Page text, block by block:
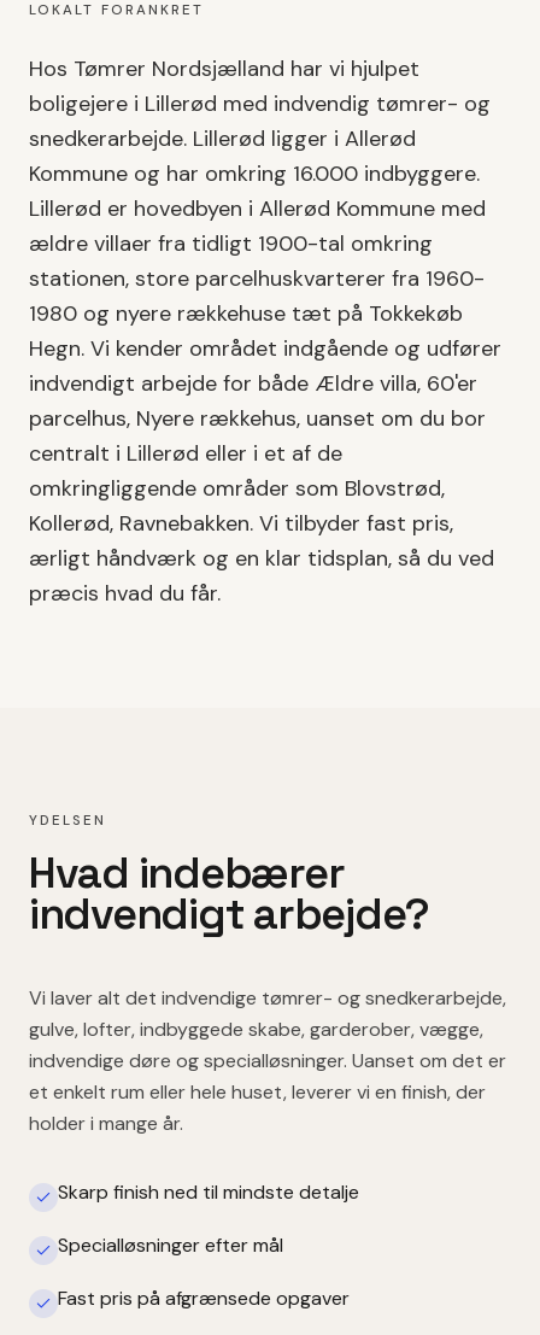
LOKALT FORANKRET
Hos Tømrer Nordsjælland har vi hjulpet
boligejere i Lillerød med indvendig tømrer- og
snedkerarbejde. Lillerød ligger i Allerød
Kommune og har omkring 16.000 indbyggere.
Lillerød er hovedbyen i Allerød Kommune med
ældre villaer fra tidligt 1900-tal omkring
stationen, store parcelhuskvarterer fra 1960-
1980 og nyere rækkehuse tæt på Tokkekøb
Hegn. Vi kender området indgående og udfører
indvendigt arbejde for både Ældre villa, 60'er
parcelhus, Nyere rækkehus, uanset om du bor
centralt i Lillerød eller i et af de
omkringliggende områder som Blovstrød,
Kollerød, Ravnebakken. Vi tilbyder fast pris,
ærligt håndværk og en klar tidsplan, så du ved
præcis hvad du får.
YDELSEN
Hvad indebærer
indvendigt arbejde?
Vi laver alt det indvendige tømrer- og snedkerarbejde,
gulve, lofter, indbyggede skabe, garderober, vægge,
indvendige døre og specialløsninger. Uanset om det er
et enkelt rum eller hele huset, leverer vi en finish, der
holder i mange år.
Skarp finish ned til mindste detalje
Specialløsninger efter mål
Fast pris på afgrænsede opgaver